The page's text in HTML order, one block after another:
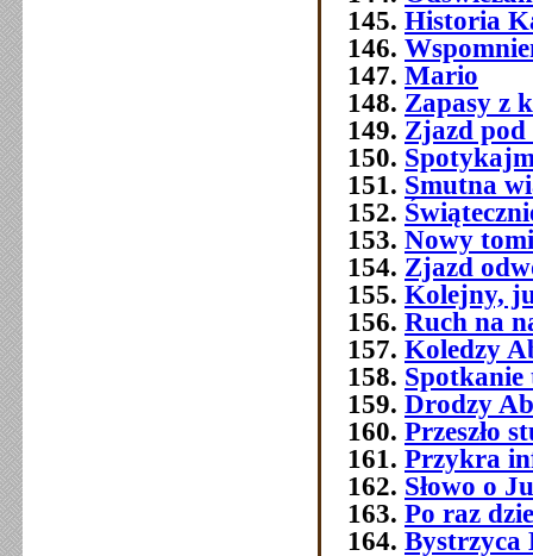
Historia
Mario
Zapasy z
Zjazd
Smutna
Nowy
Zjazd
Kolejny,
Ruch na
Koledzy
Spotkanie
Drodzy
Przeszło
Przykra
Słowo o
Po raz
Bystrzyca